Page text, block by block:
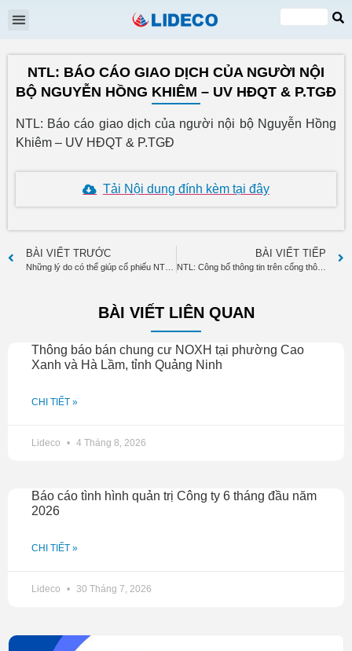
VI
EN
NTL: BÁO CÁO GIAO DỊCH CỦA NGƯỜI NỘI
BỘ NGUYỄN HỒNG KHIÊM – UV HĐQT & P.TGĐ
NTL: Báo cáo giao dịch của người nội bộ Nguyễn Hồng
Khiêm – UV HĐQT & P.TGĐ
Tải Nội dung đính kèm tại đây
BÀI VIẾT TRƯỚC BÀI VIẾT TIẾP
NTL: Công bố thông tin trên cổng thông tin điện tử của UBCK Nhà Nước Và SGDCK TP HCM
BÀI VIẾT LIÊN QUAN
Thông báo bán chung cư NOXH tại phường Cao
Xanh và Hà Lầm, tỉnh Quảng Ninh
CHI TIẾT »
Lideco 4 Tháng 8, 2026
Báo cáo tình hình quản trị Công ty 6 tháng đầu năm
2026
CHI TIẾT »
Lideco 30 Tháng 7, 2026